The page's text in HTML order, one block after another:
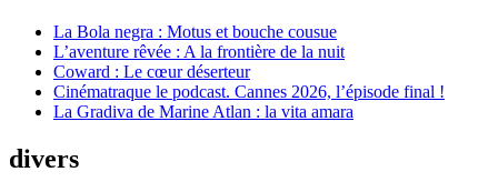
La Bola negra : Motus et bouche cousue
L’aventure rêvée : A la frontière de la nuit
Coward : Le cœur déserteur
Cinématraque le podcast. Cannes 2026, l’épisode final !
La Gradiva de Marine Atlan : la vita amara
divers